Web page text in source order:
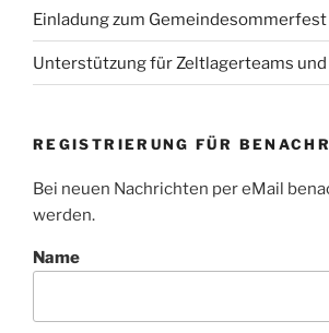
Einladung zum Gemeindesommerfest
Unterstützung für Zeltlagerteams
REGISTRIERUNG FÜR
Bei neuen Nachrichten per eMail
werden.
Name